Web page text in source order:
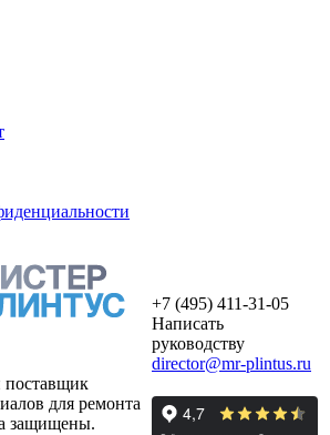
поставщик
для ремонта
защищены.
+7 (495) 411-31-05
Написать
руководству
director@mr-plintus.ru